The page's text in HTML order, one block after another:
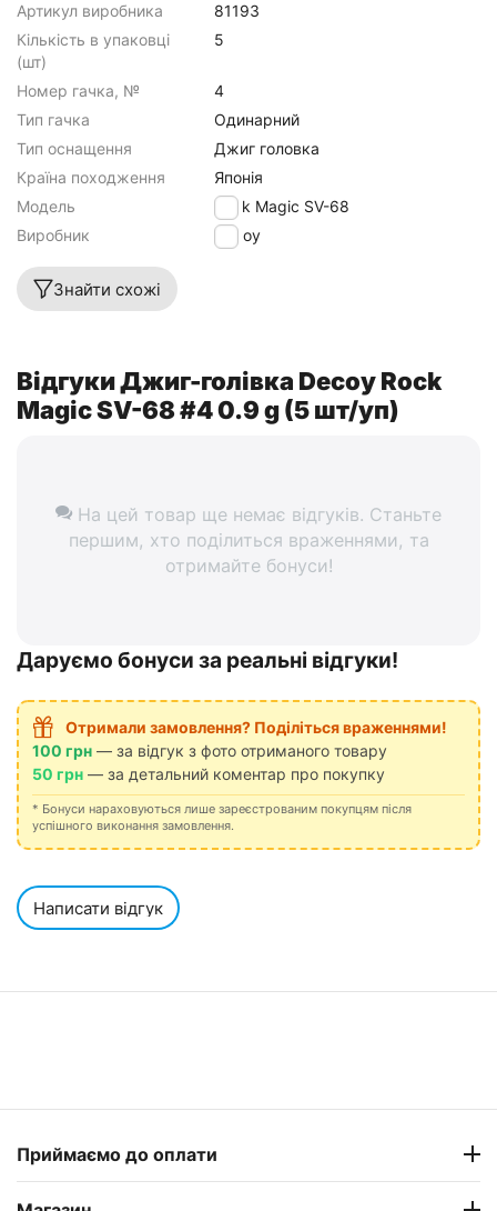
Артикул виробника
81193
Кількість в упаковці
(шт)
5
Номер гачка, №
4
Тип гачка
Одинарний
Тип оснащення
Джиг головка
Країна походження
Японія
Модель
Rock Magic SV-68
Виробник
Decoy
Знайти схожі
Відгуки Джиг-голівка Decoy Rock
Magic SV-68 #4 0.9 g (5 шт/уп)
На цей товар ще немає відгуків. Станьте
першим, хто поділиться враженнями, та
отримайте бонуси!
Даруємо бонуси за реальні відгуки!
Отримали замовлення? Поділіться враженнями!
100 грн — за відгук з фото отриманого товару
50 грн — за детальний коментар про покупку
* Бонуси нараховуються лише зареєстрованим покупцям після
успішного виконання замовлення.
Написати відгук
Приймаємо до оплати